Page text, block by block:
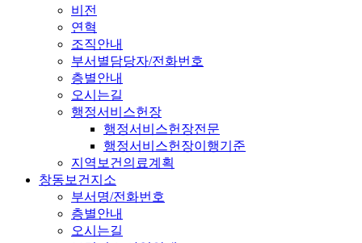
비전
연혁
조직안내
부서별담당자/전화번호
층별안내
오시는길
행정서비스헌장
행정서비스헌장전문
행정서비스헌장이행기준
지역보건의료계획
창동보건지소
부서명/전화번호
층별안내
오시는길